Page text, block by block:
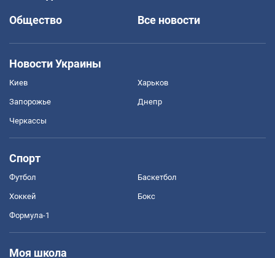
Общество
Все новости
Новости Украины
Киев Харьков
Запорожье Днепр
Черкассы
Спорт
Футбол Баскетбол
Хоккей Бокс
Формула-1
Моя школа